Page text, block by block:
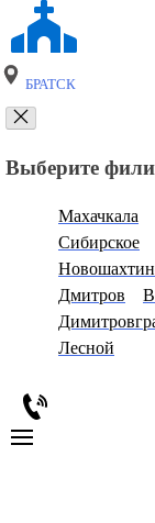
БРАТСК
Выберите
Махачкала
Сибирское
Дмитров
Лесной